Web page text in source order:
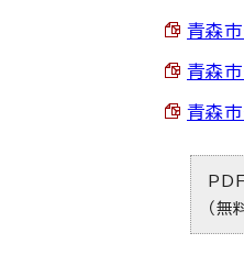
青森
青森
青森
（無